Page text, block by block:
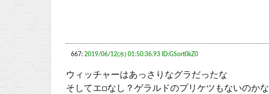
667: 2019/06/12(水) 01:50:36.93 ID:GSort0kZ0
ウィッチャーはあっさりなグラだったな
そしてエ□なし？ゲラルドのプリケツもないのかな